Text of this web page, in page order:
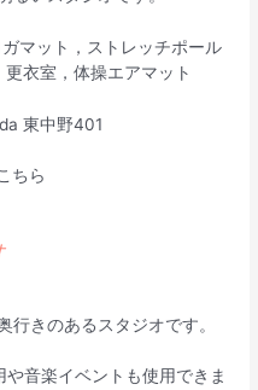
マット，ストレッチポール
衣室，体操エアマット
東中野401
ちら
行きのあるスタジオです。
音楽イベントも使用できま